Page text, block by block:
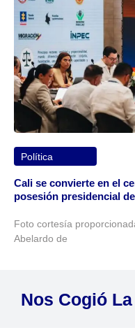
Política
Cali se convierte en el
posesión presidencial
Foto cortesía
Abelardo de
Nos Cogió